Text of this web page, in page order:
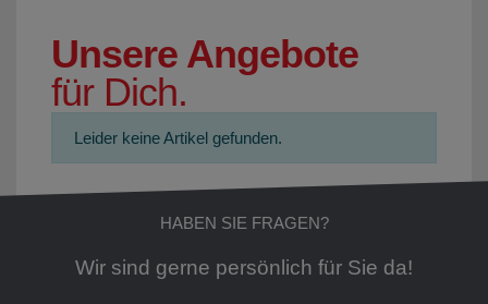
Unsere Angebote
für Dich.
Leider keine Artikel gefunden.
HABEN SIE FRAGEN?
Wir sind gerne persönlich für Sie da!